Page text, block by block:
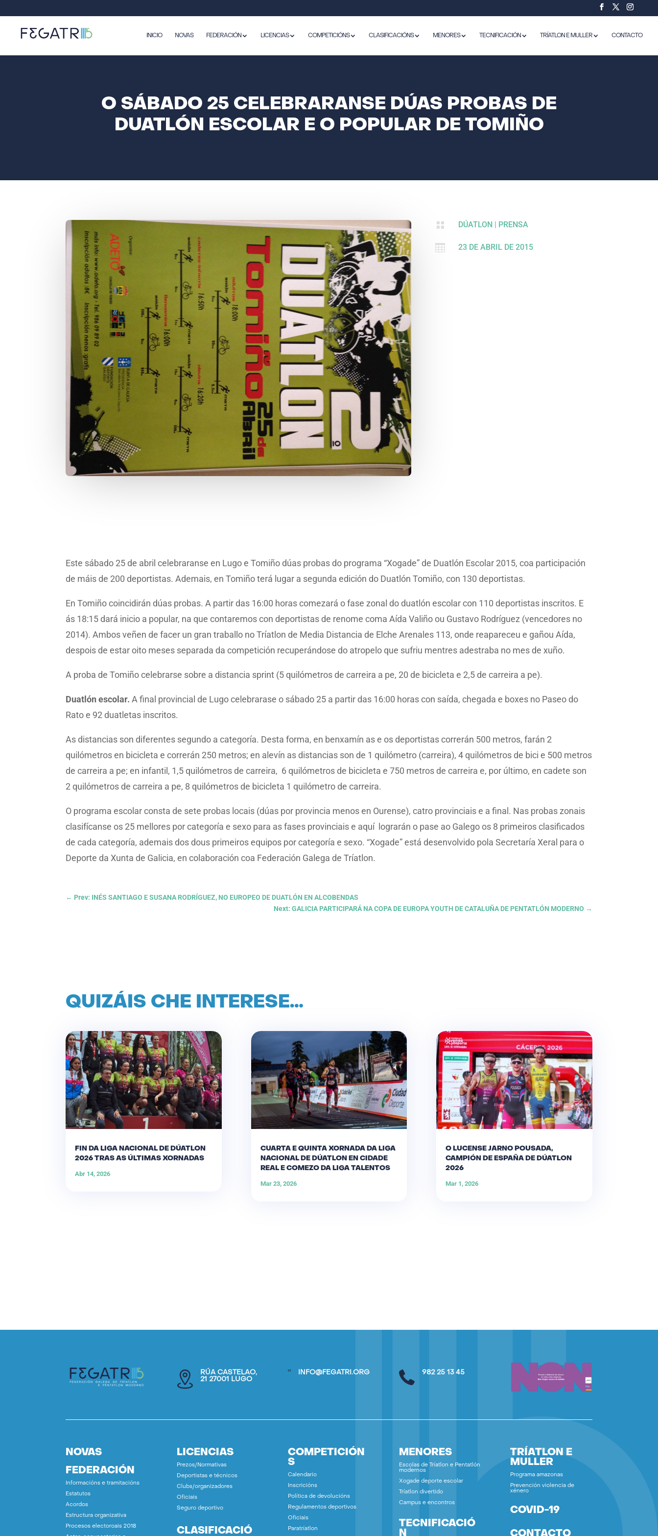
INICIO NOVAS FEDERACIÓN LICENCIAS COMPETICIÓNS CLASIFICACIÓNS MENORES TECNIFICACIÓN TRÍATLON E MULLER CONTACTO
O SÁBADO 25 CELEBRARANSE DÚAS PROBAS DE
DUATLÓN ESCOLAR E O POPULAR DE TOMIÑO
 DÚATLON | PRENSA
 23 DE ABRIL DE 2015
Este sábado 25 de abril celebraranse en Lugo e Tomiño dúas probas do programa “Xogade” de Duatlón Escolar 2015, coa participación
de máis de 200 deportistas. Ademais, en Tomiño terá lugar a segunda edición do Duatlón Tomiño, con 130 deportistas.
En Tomiño coincidirán dúas probas. A partir das 16:00 horas comezará o fase zonal do duatlón escolar con 110 deportistas inscritos. E
ás 18:15 dará inicio a popular, na que contaremos con deportistas de renome coma Aída Valiño ou Gustavo Rodríguez (vencedores no
2014). Ambos veñen de facer un gran traballo no Tríatlon de Media Distancia de Elche Arenales 113, onde reapareceu e gañou Aída,
despois de estar oito meses separada da competición recuperándose do atropelo que sufriu mentres adestraba no mes de xuño.
A proba de Tomiño celebrarse sobre a distancia sprint (5 quilómetros de carreira a pe, 20 de bicicleta e 2,5 de carreira a pe).
Duatlón escolar. A final provincial de Lugo celebrarase o sábado 25 a partir das 16:00 horas con saída, chegada e boxes no Paseo do
Rato e 92 duatletas inscritos.
As distancias son diferentes segundo a categoría. Desta forma, en benxamín as e os deportistas correrán 500 metros, farán 2
quilómetros en bicicleta e correrán 250 metros; en alevín as distancias son de 1 quilómetro (carreira), 4 quilómetros de bici e 500 metros
de carreira a pe; en infantil, 1,5 quilómetros de carreira, 6 quilómetros de bicicleta e 750 metros de carreira e, por último, en cadete son
2 quilómetros de carreira a pe, 8 quilómetros de bicicleta 1 quilómetro de carreira.
O programa escolar consta de sete probas locais (dúas por provincia menos en Ourense), catro provinciais e a final. Nas probas zonais
clasifícanse os 25 mellores por categoría e sexo para as fases provinciais e aquí lograrán o pase ao Galego os 8 primeiros clasificados
de cada categoría, ademais dos dous primeiros equipos por categoría e sexo. “Xogade” está desenvolvido pola Secretaría Xeral para o
Deporte da Xunta de Galicia, en colaboración coa Federación Galega de Tríatlon.
← Prev: INÉS SANTIAGO E SUSANA RODRÍGUEZ, NO EUROPEO DE DUATLÓN EN ALCOBENDAS
Next: GALICIA PARTICIPARÁ NA COPA DE EUROPA YOUTH DE CATALUÑA DE PENTATLÓN MODERNO →
QUIZÁIS CHE INTERESE…
FIN DA LIGA NACIONAL DE DÚATLON
2026 TRAS AS ÚLTIMAS XORNADAS
Abr 14, 2026
CUARTA E QUINTA XORNADA DA LIGA
NACIONAL DE DÚATLON EN CIDADE
REAL E COMEZO DA LIGA TALENTOS
Mar 23, 2026
O LUCENSE JARNO POUSADA,
CAMPIÓN DE ESPAÑA DE DÚATLON
2026
Mar 1, 2026
RÚA CASTELAO,
21 27001 LUGO
INFO@FEGATRI.ORG 982 25 13 45
NOVAS
FEDERACIÓN
Informacións e tramitacións
Estatutos
Acordos
Estructura organizativa
Procesos electoroais 2018
LICENCIAS
Prezos/Normativas
Deportistas e técnicos
Clubs/organizadores
Oficiais
Seguro deportivo
CLASIFICACIÓ
COMPETICIÓN
S
Calendario
Inscricións
Política de devolucións
Regulamentos deportivos
Oficiais
Paratríatlon
MENORES
Escolas de Tríatlon e Pentatlón
modernos
Xogade deporte escolar
Tríatlon divertido
Campus e encontros
TECNIFICACIÓ
N
TRÍATLON E
MULLER
Programa amazonas
Prevención violencia de
xénero
COVID-19